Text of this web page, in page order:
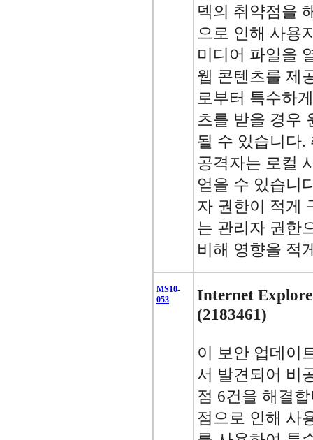
덱의 취약점을
으로 인해 사용
미디어 파일을
웹 콘텐츠를 제
로부터 특수하
츠를 받을 경우
될 수 있습니다.
공격자는 로컬
얻을 수 있습니
자 권한이 적게
는 관리자 권한
비해 영향을 적
MS10-
053
Internet
(2183461)
이 보안 업데이
서 발견되어 비
점 6건을 해결
점으로 인해 사